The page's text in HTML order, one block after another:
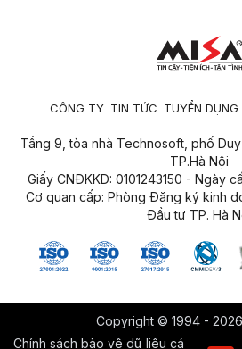
CÔNG TY TIN TỨC TUYỂN DỤNG
Tầng 9, tòa nhà Technosoft, phố
TP.Hà Nội
Giấy CNĐKKD: 0101243150 - Ngày
Cơ quan cấp: Phòng Đăng ký kinh
Đầu tư TP. Hà
Copyright © 1994 - 2026
Chính sách bảo vệ dữ liệu cá